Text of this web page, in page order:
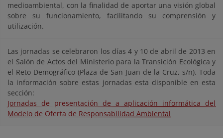
medioambiental, con la finalidad de aportar una visión global
sobre su funcionamiento, facilitando su comprensión y
utilización.
Las jornadas se celebraron los días 4 y 10 de abril de 2013 en
el Salón de Actos del Ministerio para la Transición Ecológica y
el Reto Demográfico (Plaza de San Juan de la Cruz, s/n). Toda
la información sobre estas jornadas esta disponible en esta
sección:
Jornadas de presentación de a aplicación informática del
Modelo de Oferta de Responsabilidad Ambiental